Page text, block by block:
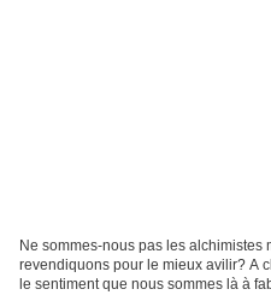
Ne sommes-nous pas les
revendiquons pour le mieux avilir? A
le sentiment que nous sommes là à